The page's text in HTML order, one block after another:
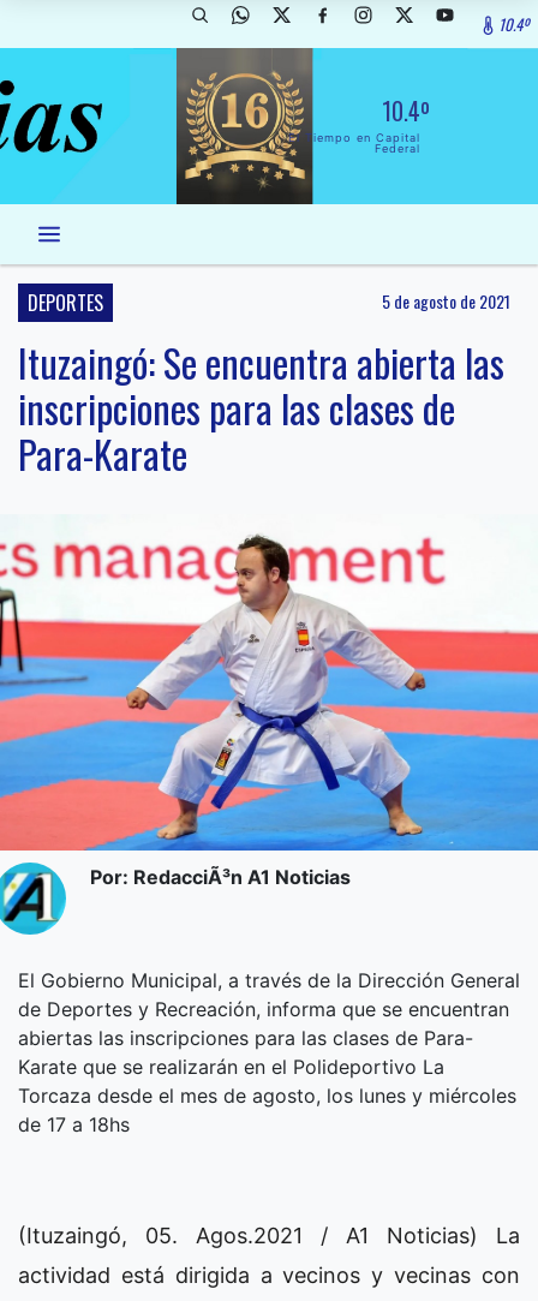
10.4º
10.4º
El Tiempo en Capital
Federal
DEPORTES 5 de agosto de 2021
Ituzaingó: Se encuentra abierta las
inscripciones para las clases de
Para-Karate
Por: RedacciÃ³n A1 Noticias
El Gobierno Municipal, a través de la Dirección General
de Deportes y Recreación, informa que se encuentran
abiertas las inscripciones para las clases de Para-
Karate que se realizarán en el Polideportivo La
Torcaza desde el mes de agosto, los lunes y miércoles
de 17 a 18hs
(Ituzaingó, 05. Agos.2021 / A1 Noticias) La
actividad está dirigida a vecinos y vecinas con